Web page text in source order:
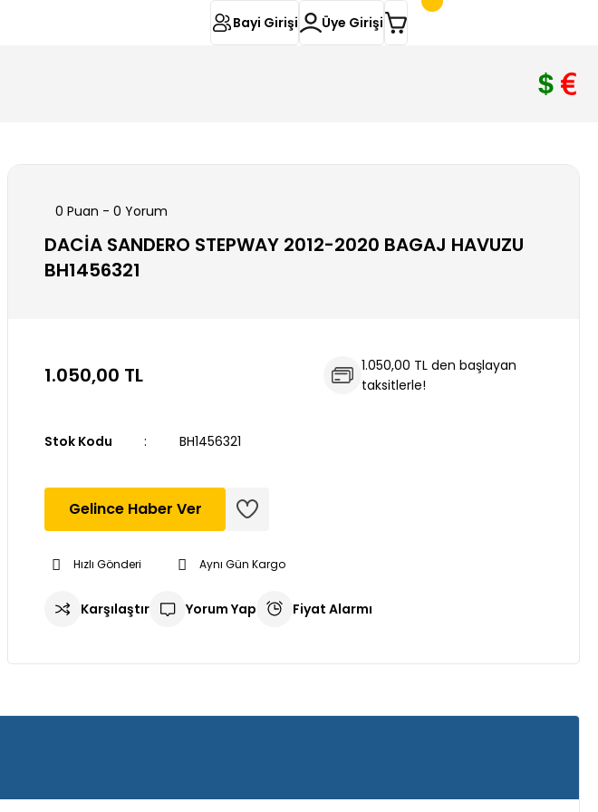
Bayi Girişi Üye Girişi
0 Puan - 0 Yorum
DACİA SANDERO STEPWAY 2012-2020 BAGAJ HAVUZU
BH1456321
1.050,00 TL
1.050,00 TL den başlayan
taksitlerle!
Stok Kodu BH1456321
Gelince Haber Ver
Hızlı Gönderi Aynı Gün Kargo
Karşılaştır Yorum Yap Fiyat Alarmı